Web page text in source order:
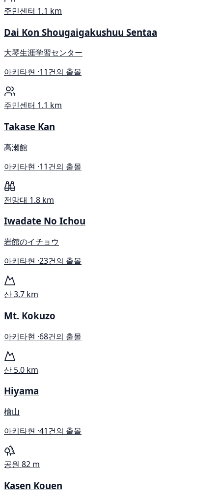
주민센터 1.1 km
Dai Kon Shougaigakushuu Sentaa
大琴生涯学習センター
아키타현 ·11건의 출몰
주민센터 1.1 km
Takase Kan
高瀬館
아키타현 ·11건의 출몰
전망대 1.8 km
Iwadate No Ichou
岩館のイチョウ
아키타현 ·23건의 출몰
산3.7 km
Mt. Kokuzo
아키타현 ·68건의 출몰
산 5.0 km
Hiyama
檜山
아키타현 ·41건의 출몰
공원 82 m
Kasen Kouen